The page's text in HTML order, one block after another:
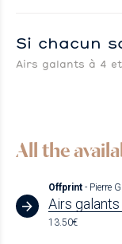
Si chacun
Airs galants à 4
All the
Offprint - Pierre
Airs
13.50€